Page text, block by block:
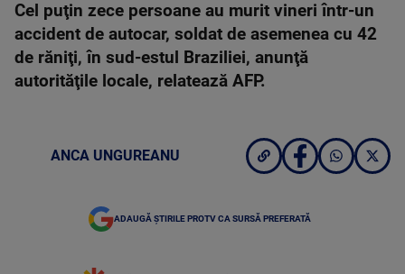
Cel puţin zece persoane au murit vineri într-un
accident de autocar, soldat de asemenea cu 42
de răniţi, în sud-estul Braziliei, anunţă
autorităţile locale, relatează AFP.
ANCA UNGUREANU
ADAUGĂ ȘTIRILE PROTV CA SURSĂ PREFERATĂ